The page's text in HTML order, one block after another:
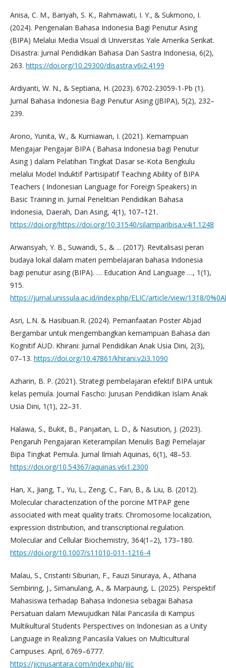
Anisa, C. M., Bariyah, S. K., Rahmawati, I. Y., & Sukmono, I.
(2024). Pengenalan Bahasa Indonesia Bagi Penutur Asing
(BIPA) Melalui Media Visual di Universitas Yale Amerika Serikat.
Disastra: Jurnal Pendidikan Bahasa Dan Sastra Indonesia, 6(2),
263. https://doi.org/10.29300/disastra.v6i2.4199
Ardiyanti, W. N., & Septiana, H. (2023). 6702-23059-1-Pb (1).
Jurnal Bahasa Indonesia Bagi Penutur Asing (JBIPA), 5(2), 232–
239.
Arono, Yunita, W., & Kurniawan, I. (2021). Kemampuan
Mengajar Pengajar BIPA ( Bahasa Indonesia bagi Penutur
Asing ) dalam Pelatihan Tingkat Dasar se-Kota Bengkulu
melalui Model Induktif Partisipatif Teaching Ability of BIPA
Teachers ( Indonesian Language for Foreign Speakers) in
Basic Training in. Jurnal Penelitian Pendidikan Bahasa
Indonesia, Daerah, Dan Asing, 4(1), 107–121.
https://doi.org/https://doi.org/10.31540/silamparibisa.v4i1.1248
Arwansyah, Y. B., Suwandi, S., & ... (2017). Revitalisasi peran
budaya lokal dalam materi pembelajaran bahasa Indonesia
bagi penutur asing (BIPA). … Education And Language …, 1(1),
915.
https://jurnal.unissula.ac.id/index.php/ELIC/article/view/1318/
Asri, L.N. & Hasibuan.R. (2024). Pemanfaatan Poster Abjad
Bergambar untuk mengembangkan kemampuan Bahasa dan
Kognitif AUD. Khirani: Jurnal Pendidikan Anak Usia Dini, 2(3),
07–13. https://doi.org/10.47861/khirani.v2i3.1090
Azharin, B. P. (2021). Strategi pembelajaran efektif BIPA untuk
kelas pemula. Journal Fascho: Jurusan Pendidikan Islam Anak
Usia Dini, 1(1), 22–31.
Halawa, S., Bukit, B., Panjaitan, L. D., & Nasution, J. (2023).
Pengaruh Pengajaran Keterampilan Menulis Bagi Pemelajar
Bipa Tingkat Pemula. Jurnal Ilmiah Aquinas, 6(1), 48–53.
https://doi.org/10.54367/aquinas.v6i1.2300
Han, X., Jiang, T., Yu, L., Zeng, C., Fan, B., & Liu, B. (2012).
Molecular characterization of the porcine MTPAP gene
associated with meat quality traits: Chromosome localization,
expression distribution, and transcriptional regulation.
Molecular and Cellular Biochemistry, 364(1–2), 173–180.
https://doi.org/10.1007/s11010-011-1216-4
Malau, S., Cristanti Siburian, F., Fauzi Sinuraya, A., Athana
Sembiring, J., Simanulang, A., & Marpaung, L. (2025). Perspektif
Mahasiswa terhadap Bahasa Indonesia sebagai Bahasa
Persatuan dalam Mewujudkan Nilai Pancasila di Kampus
Multikultural Students Perspectives on Indonesian as a Unity
Language in Realizing Pancasila Values on Multicultural
Campuses. April, 6769–6777.
https://jicnusantara.com/index.php/jiic